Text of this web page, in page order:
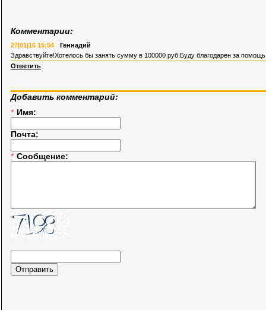
Комментарии:
27|01|16 15:54
Геннадий
Здравствуйте!Хотелось бы занять сумму в 100000 руб.Буду благодарен за
Ответить
Добавить комментарий:
* Имя:
Почта:
* Сообщение: